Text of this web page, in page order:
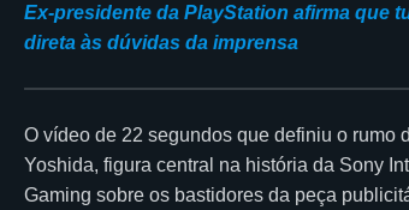
Ex-presidente da PlayStation afirma que
direta às dúvidas da imprensa
O vídeo de 22 segundos que definiu o rumo
Yoshida, figura central na história da Sony
Gaming sobre os bastidores da peça